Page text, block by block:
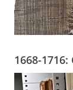
1668-